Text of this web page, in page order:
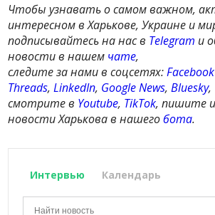
Чтобы узнавать о самом важном,
интересном в Харькове, Украине и
подписывайтесь на нас в Telegram и
новости в нашем чате,
следите за нами в соцсетях:Facebook
Threads,LinkedIn, Google News,Bluesky,
смотрите в Youtube, TikTok, пишите
новости Харькова в нашегобота.
Интервью Календарь